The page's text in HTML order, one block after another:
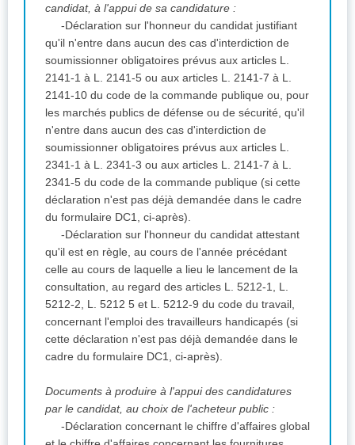
candidat, à l'appui de sa candidature :
-Déclaration sur l'honneur du candidat justifiant
qu'il n'entre dans aucun des cas d'interdiction de
soumissionner obligatoires prévus aux articles L.
2141-1 à L. 2141-5 ou aux articles L. 2141-7 à L.
2141-10 du code de la commande publique ou, pour
les marchés publics de défense ou de sécurité, qu'il
n'entre dans aucun des cas d'interdiction de
soumissionner obligatoires prévus aux articles L.
2341-1 à L. 2341-3 ou aux articles L. 2141-7 à L.
2341-5 du code de la commande publique (si cette
déclaration n'est pas déjà demandée dans le cadre
du formulaire DC1, ci-après).
-Déclaration sur l'honneur du candidat attestant
qu'il est en règle, au cours de l'année précédant
celle au cours de laquelle a lieu le lancement de la
consultation, au regard des articles L. 5212-1, L.
5212-2, L. 5212 5 et L. 5212-9 du code du travail,
concernant l'emploi des travailleurs handicapés (si
cette déclaration n'est pas déjà demandée dans le
cadre du formulaire DC1, ci-après).
Documents à produire à l'appui des candidatures
par le candidat, au choix de l'acheteur public :
-Déclaration concernant le chiffre d'affaires global